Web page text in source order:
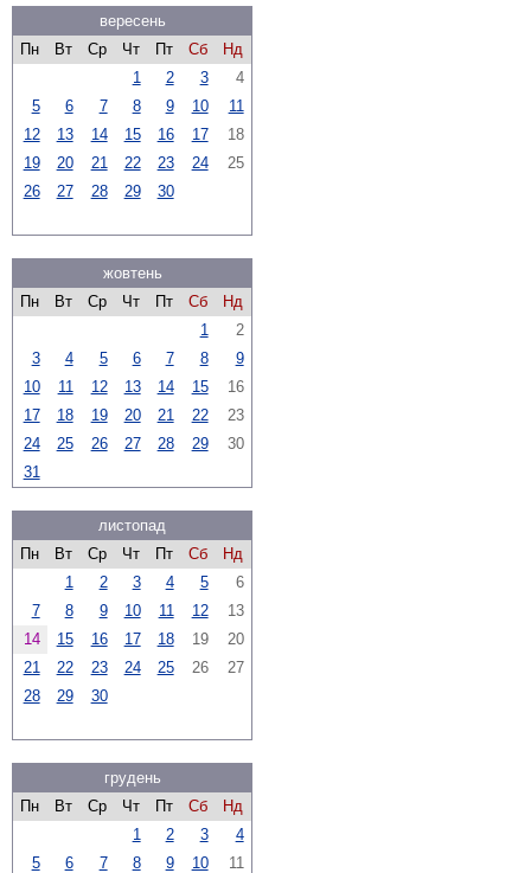
вересень
Пн
Вт Ср Чт Пт Сб
Нд
1
2 3
4
5
6 7 8 9 10
11
12
13 14 15 16 17
18
19
20 21 22 23 24
25
26
27 28 29 30
жовтень
Пн
Вт Ср Чт Пт Сб
Нд
1
2
3
4 5 6 7 8
9
10
11 12 13 14 15
16
17
18 19 20 21 22
23
24
25 26 27 28 29
30
31
листопад
Пн
Вт Ср Чт Пт Сб
Нд
1
2 3 4 5
6
7
8 9 10 11 12
13
14
15 16 17 18 19
20
21
22 23 24 25 26
27
28
29 30
грудень
Пн
Вт Ср Чт Пт Сб
Нд
1
2 3
4
5
6 7 8 9 10 11